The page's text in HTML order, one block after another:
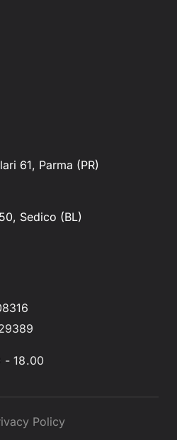
61, Parma (PR)
Sedico (BL)
- 18.00
Policy